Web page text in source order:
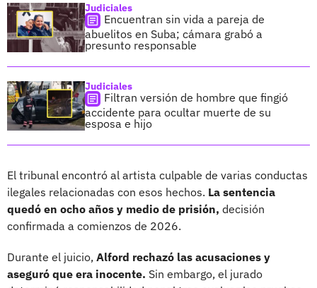
Judiciales
Encuentran sin vida a pareja de
abuelitos en Suba; cámara grabó a
presunto responsable
Judiciales
Filtran versión de hombre que fingió
accidente para ocultar muerte de su
esposa e hijo
El tribunal encontró al artista culpable de varias conductas
ilegales relacionadas con esos hechos. La sentencia
quedó en ocho años y medio de prisión, decisión
confirmada a comienzos de 2026.
Durante el juicio, Alford rechazó las acusaciones y
aseguró que era inocente. Sin embargo, el jurado